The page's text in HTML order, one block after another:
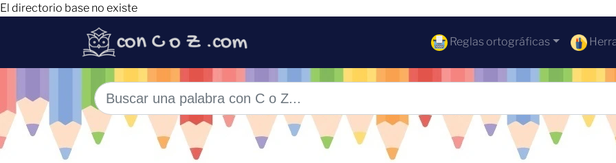
El directorio base no existe
Reglas ortográficas